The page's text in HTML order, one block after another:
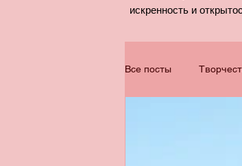
искренность и
Все посты